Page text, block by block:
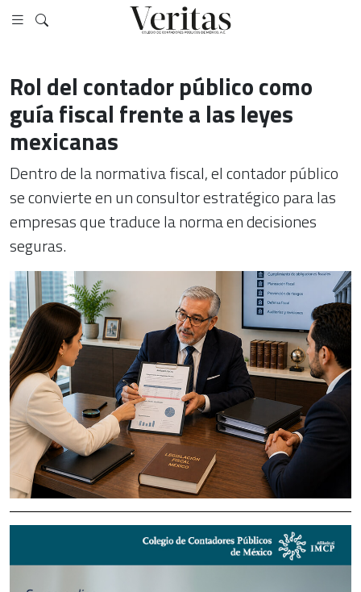
Rol del contador público como
guía fiscal frente a las leyes
mexicanas
Dentro de la normativa fiscal, el contador público
se convierte en un consultor estratégico para las
empresas que traduce la norma en decisiones
seguras.